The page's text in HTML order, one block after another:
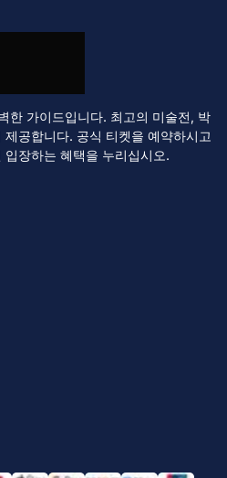
한 가이드입니다. 최고의 미술전, 박
공합니다. 공식 티켓을 예약하시고
장하는 혜택을 누리십시오.